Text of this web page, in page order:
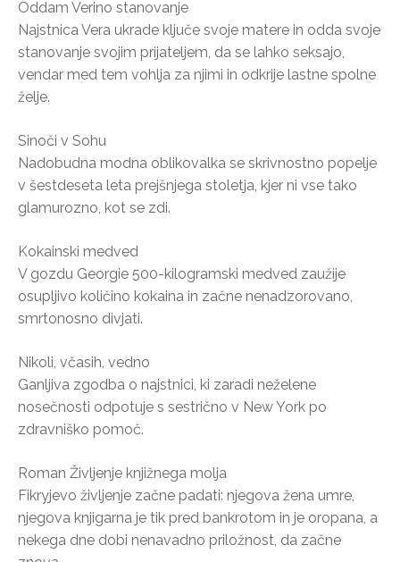
Oddam Verino stanovanje
Najstnica Vera ukrade ključe svoje matere in odda svoje
stanovanje svojim prijateljem, da se lahko seksajo,
vendar med tem vohlja za njimi in odkrije lastne spolne
želje.
Sinoči v Sohu
Nadobudna modna oblikovalka se skrivnostno popelje
v šestdeseta leta prejšnjega stoletja, kjer ni vse tako
glamurozno, kot se zdi.
Kokainski medved
V gozdu Georgie 500-kilogramski medved zaužije
osupljivo količino kokaina in začne nenadzorovano,
smrtonosno divjati.
Nikoli, včasih, vedno
Ganljiva zgodba o najstnici, ki zaradi neželene
nosečnosti odpotuje s sestrično v New York po
zdravniško pomoč.
Roman Življenje knjižnega molja
Fikryjevo življenje začne padati: njegova žena umre,
njegova knjigarna je tik pred bankrotom in je oropana, a
nekega dne dobi nenavadno priložnost, da začne